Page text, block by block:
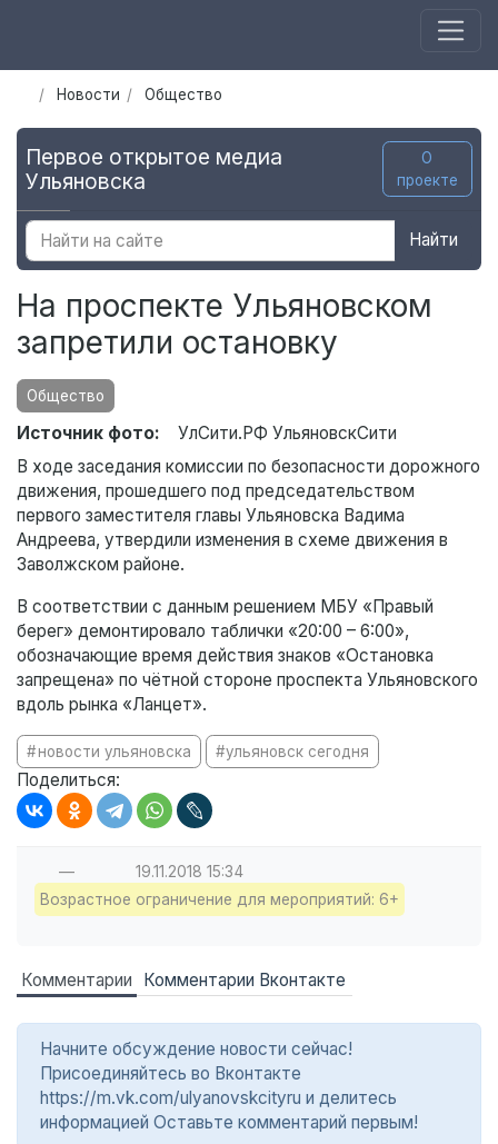
Новости Общество
Первое открытое медиа
Ульяновска
О
проекте
Найти
На проспекте Ульяновском
запретили остановку
Общество
Источник фото:
УлСити.РФ УльяновскСити
В ходе заседания комиссии по безопасности дорожного
движения, прошедшего под председательством
первого заместителя главы Ульяновска Вадима
Андреева, утвердили изменения в схеме движения в
Заволжском районе.
В соответствии с данным решением МБУ «Правый
берег» демонтировало таблички «20:00 – 6:00»,
обозначающие время действия знаков «Остановка
запрещена» по чётной стороне проспекта Ульяновского
вдоль рынка «Ланцет».
новости ульяновска ульяновск сегодня
Поделиться:
— 19.11.2018 15:34
Возрастное ограничение для мероприятий: 6+
Комментарии Комментарии Вконтакте
Начните обсуждение новости сейчас!
Присоединяйтесь во Вконтакте
https://m.vk.com/ulyanovskcityru и делитесь
информацией Оставьте комментарий первым!